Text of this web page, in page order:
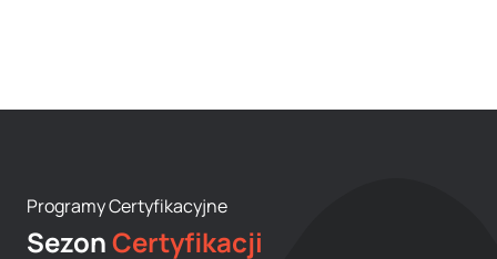
Programy Certyfikacyjne
SezonCertyfikacji